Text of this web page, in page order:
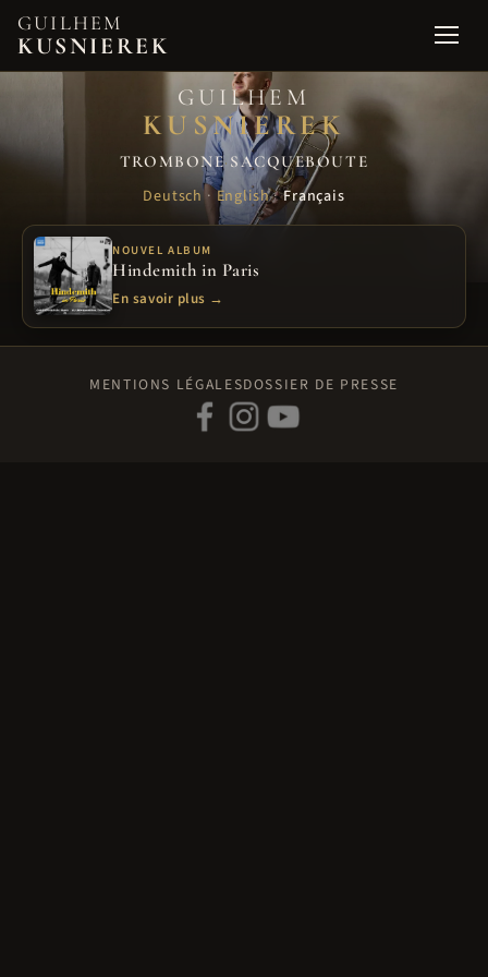
GUILHEM
KUSNIEREK Open
GUILHEM
KUSNIEREK
TROMBONE· SACQUEBOUTE
Deutsch·English·Français
NOUVEL ALBUM
Hindemith in Paris
En savoir plus →
MENTIONS LÉGALESDOSSIER DE PRESSE